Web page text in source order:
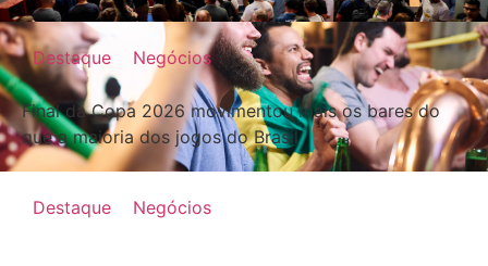
Destaque Negócios
Final da Copa 2026 movimentou mais os bares do
que a maioria dos jogos do Brasil
Destaque Negócios